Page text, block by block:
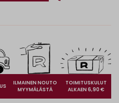
ILMAINEN NOUTO
MYYMÄLÄSTÄ
TOIMITUSKULUT
ALKAEN 6,90 €